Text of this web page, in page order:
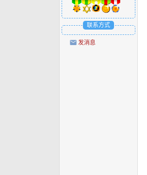
联系方式
发消息